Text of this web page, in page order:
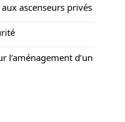
ascenseurs privés
l’aménagement d’un